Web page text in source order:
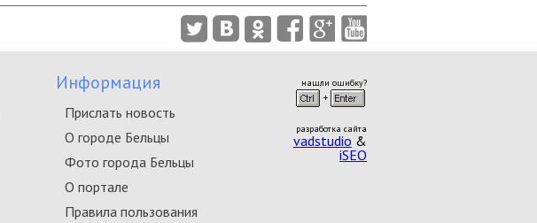
Информация
Прислать новость
О городе Бельцы
Фото города Бельцы
О портале
Правила пользования
нашли ошибку?
разработка сайта
vadstudio &
iSEO